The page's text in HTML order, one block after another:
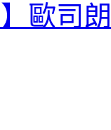
】歐司